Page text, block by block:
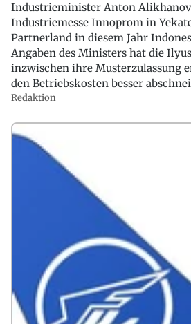
Industrieminister Anton Alikhanov
Industriemesse Innoprom in
Partnerland in diesem Jahr
Angaben des Ministers hat die
inzwischen ihre Musterzulassung
den Betriebskosten besser
Redaktion